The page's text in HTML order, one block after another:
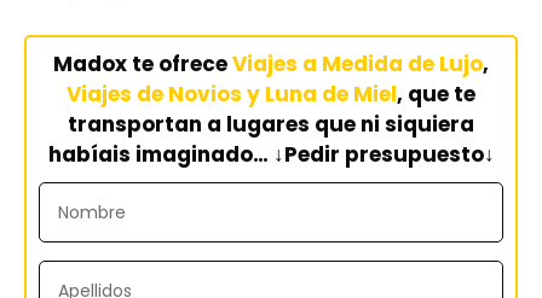
Madox te ofreceViajes a Medida de Lujo,
Viajes de Novios y Luna de Miel, que te
transportan a lugares que ni siquiera
habíais imaginado… ↓Pedir presupuesto↓